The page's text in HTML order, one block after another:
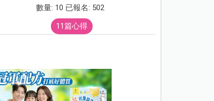
數量: 10 已報名: 502
11篇心得